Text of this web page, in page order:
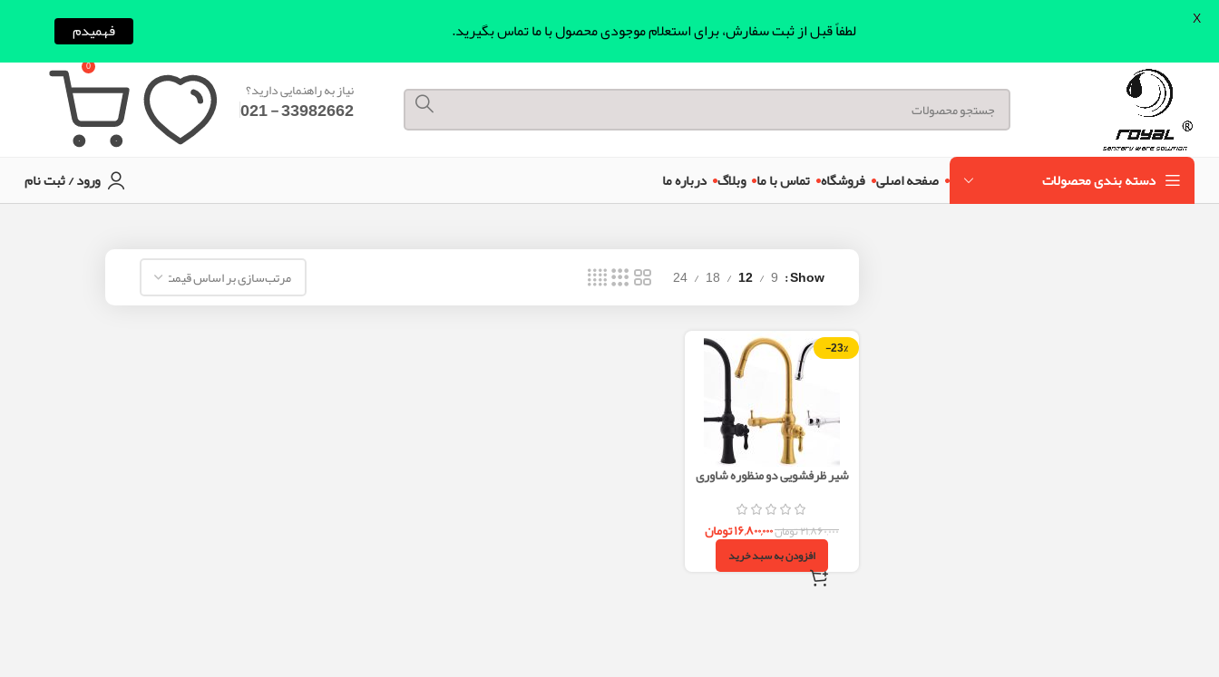
نیاز به راهنمایی دارید؟
33982662 - 021
0
دسته بندی محصولات صفحه اصلی فروشگاه تماس با ما وبلاگ درباره ما ورود / ثبت نام
Show
9
12
18
24
-23%
شیر ظرفشویی دو منظوره شاوری
۲۱,۸۶۰,۰۰۰تومان۱۶,۸۰۰,۰۰۰تومان
افزودن به سبد خرید
لطفاً قبل از ثبت سفارش، برای استعلام موجودی محصول با ما تماس بگیرید. فهمیدم X